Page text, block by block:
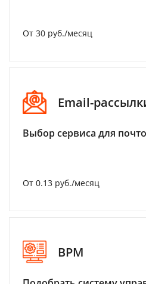
От 30 руб./месяц
Email-
Выбор сервиса для
От 0.13 руб./месяц
BPM